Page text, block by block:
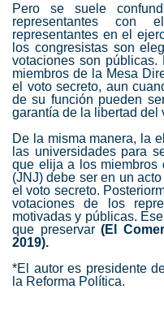
Pero se suele
representantes con
representantes en el
los congresistas son
votaciones son
miembros de la Mesa
el voto secreto, aun
de su función pueden
garantía de la libertad del
De la misma manera, la
las universidades para
que elija a los miembros
(JNJ) debe ser en un
el voto secreto.
votaciones de los
motivadas y públicas.
que preservar(El
2019).
*El autor es presidente
la Reforma Política.